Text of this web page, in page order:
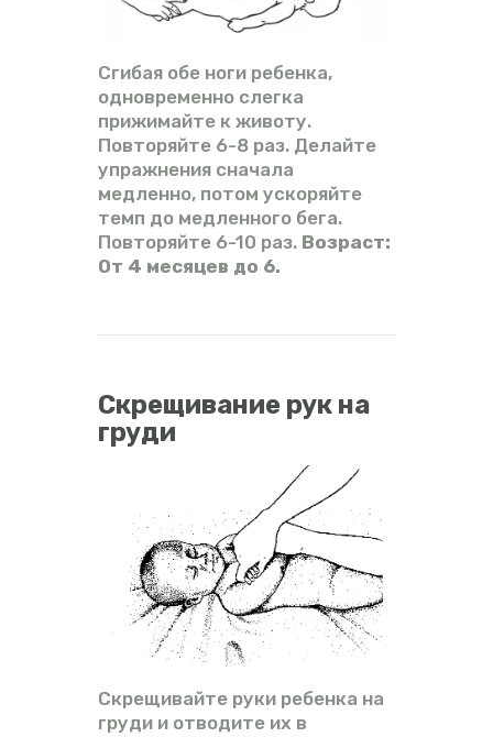
Сгибая обе ноги ребенка,
одновременно слегка
прижимайте к животу.
Повторяйте 6-8 раз. Делайте
упражнения сначала
медленно, потом ускоряйте
темп до медленного бега.
Повторяйте 6-10 раз. Возраст:
От 4 месяцев до 6.
Скрещивание рук на
груди
Скрещивайте руки ребенка на
груди и отводите их в